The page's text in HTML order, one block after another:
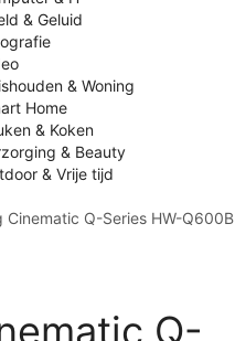
& Geluid
& Woning
Home
& Koken
& Beauty
& Vrije tijd
Cinematic Q-Series HW-Q600B
Q-